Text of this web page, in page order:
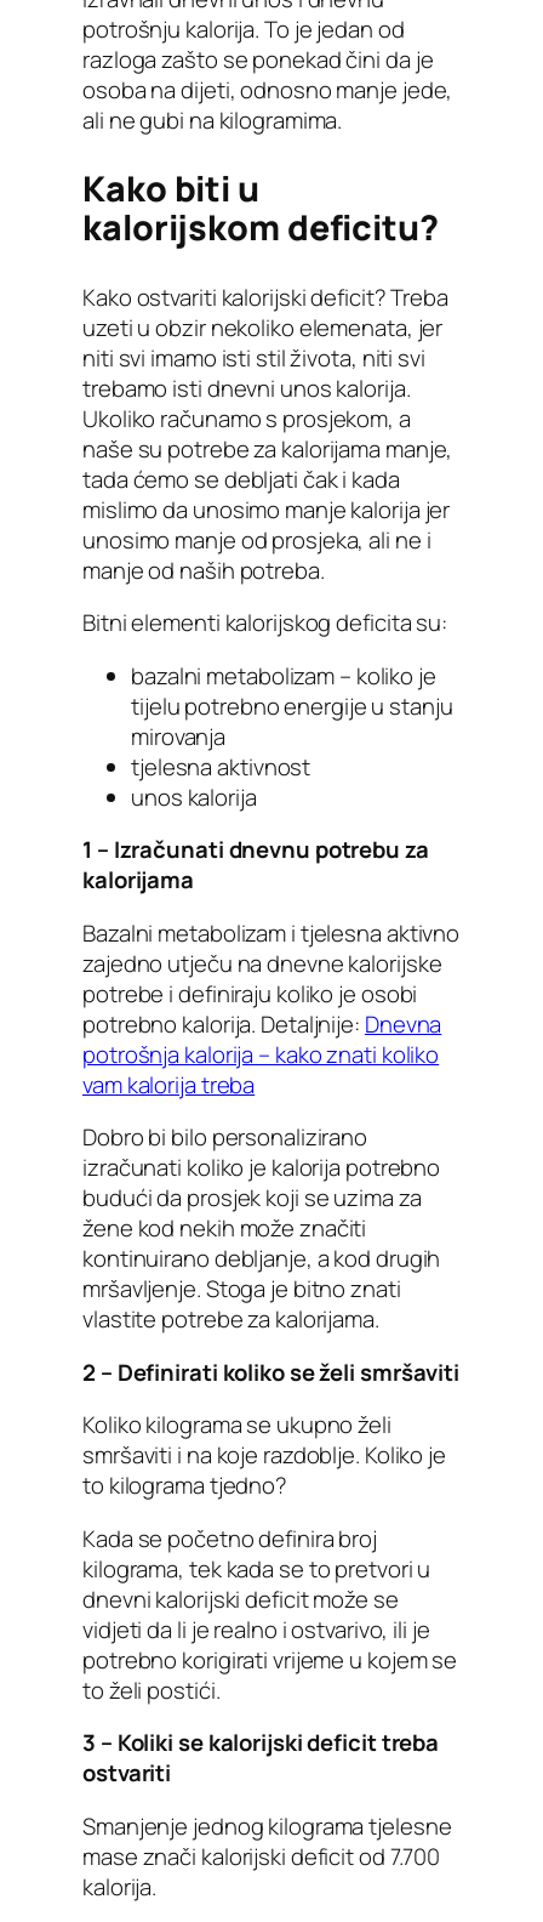
potrošnju kalorija. To je jedan od
razloga zašto se ponekad čini da je
osoba na dijeti, odnosno manje jede,
ali ne gubi na kilogramima.
Kako biti u
kalorijskom deficitu?
Kako ostvariti kalorijski deficit? Treba
uzeti u obzir nekoliko elemenata, jer
niti svi imamo isti stil života, niti svi
trebamo isti dnevni unos kalorija.
Ukoliko računamo s prosjekom, a
naše su potrebe za kalorijama manje,
tada ćemo se debljati čak i kada
mislimo da unosimo manje kalorija jer
unosimo manje od prosjeka, ali ne i
manje od naših potreba.
Bitni elementi kalorijskog deficita su:
bazalni metabolizam – koliko je
tijelu potrebno energije u stanju
mirovanja
tjelesna aktivnost
unos kalorija
1 – Izračunati dnevnu potrebu za
kalorijama
Bazalni metabolizam i tjelesna aktivno
zajedno utječu na dnevne kalorijske
potrebe i definiraju koliko je osobi
potrebno kalorija. Detaljnije: Dnevna
potrošnja kalorija – kako znati koliko
vam kalorija treba
Dobro bi bilo personalizirano
izračunati koliko je kalorija potrebno
budući da prosjek koji se uzima za
žene kod nekih može značiti
kontinuirano debljanje, a kod drugih
mršavljenje. Stoga je bitno znati
vlastite potrebe za kalorijama.
2 – Definirati koliko se želi smršaviti
Koliko kilograma se ukupno želi
smršaviti i na koje razdoblje. Koliko je
to kilograma tjedno?
Kada se početno definira broj
kilograma, tek kada se to pretvori u
dnevni kalorijski deficit može se
vidjeti da li je realno i ostvarivo, ili je
potrebno korigirati vrijeme u kojem se
to želi postići.
3 – Koliki se kalorijski deficit treba
ostvariti
Smanjenje jednog kilograma tjelesne
mase znači kalorijski deficit od 7.700
kalorija.